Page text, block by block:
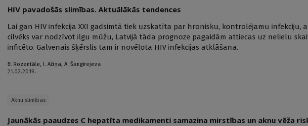
HIV pavadošās slimības. Aktuālākās tendences
Lai gan HIV infekcija XXI gadsimtā tiek uzskatīta par hronisku, kontrolējamu infekciju,
cilvēks var nodzīvot ilgu mūžu, Latvijā tāda prognoze pagaidām attiecas uz nelielu
inficēto. Galvenais šķērslis tam ir novēlota HIV infekcijas atklāšana.
B. Rozentāle, I. Ažiņa, A. Šangirejeva
21.02.2019.
Aknu slimības
Jaunākās paaudzes C hepatīta medikamenti samazina mirstības un aknu vēža